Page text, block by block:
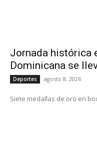
Jornada histórica
Dominicana se
Deportes agosto 8, 2026
Siete medallas de oro en